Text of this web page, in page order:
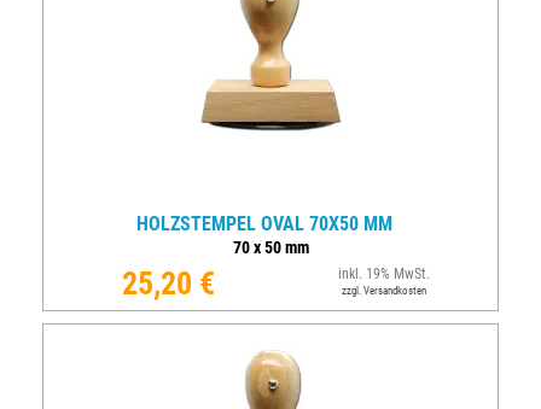
HOLZSTEMPEL OVAL 70X50 MM
70x50mm
25,20 € inkl. 19% MwSt.
zzgl. Versandkosten